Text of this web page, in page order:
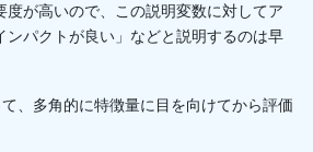
度が高いので、この説明変数に対してア
ンパクトが良い」などと説明するのは早
、多角的に特徴量に目を向けてから評価